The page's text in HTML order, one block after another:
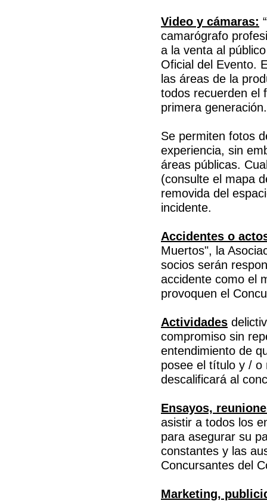
Video y cámaras:
camarógrafo
a la venta al
Oficial del Evento.
las áreas de la
todos recuerden el
primera generación.
Se permiten fotos
experiencia, sin
áreas públicas.
(consulte el mapa
removida del
incidente.
Accidentes o
Muertos", la
socios serán
accidente como el
provoquen el
Actividades
compromiso sin
entendimiento de
posee el título y / o
descalificará al
Ensayos,
asistir a todos los
para asegurar su
constantes y las
Concursantes del
Marketing,